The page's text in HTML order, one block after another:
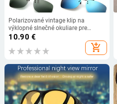
Polarizované vintage klip na
výklopné slnečné okuliare pre
mužov a ženy, nočné videnie so
žltým objektívom pre krátkozrakosť,
okuliare pre šoférovanie, slnečné
10.90 €
add_shopping_cart